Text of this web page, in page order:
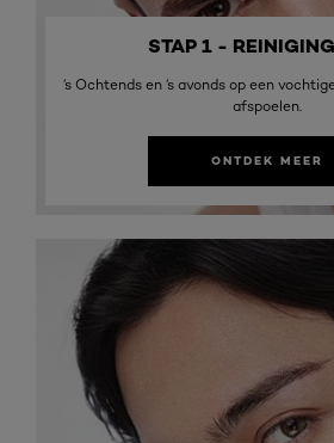
STAP 1 -
’s Ochtends en ’s avonds op een
afspoelen.
ONTDEK MEER